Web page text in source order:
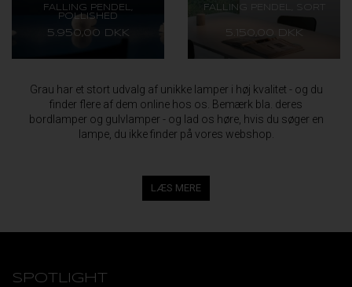
FALLING PENDEL,
POLLISHED
5.950,00 DKK
FALLING PENDEL, SORT
5.150,00 DKK
Grau har et stort udvalg af unikke lamper i høj kvalitet - og du
finder flere af dem online hos os. Bemærk bla. deres
bordlamper og gulvlamper - og lad os høre, hvis du søger en
lampe, du ikke finder på vores webshop.
LÆS MERE
SPOTLIGHT